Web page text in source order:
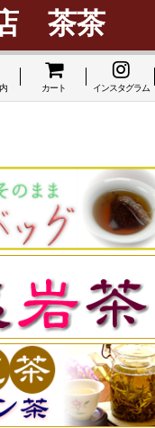
茶茶
カート インスタグラム